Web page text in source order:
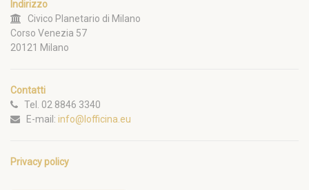
Indirizzo
Civico Planetario di Milano
Corso Venezia 57
20121 Milano
Contatti
Tel. 02 8846 3340
E-mail: info@lofficina.eu
Privacy policy